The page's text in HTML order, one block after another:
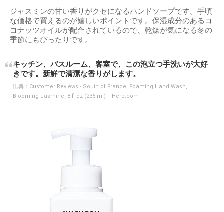
ジャスミンの甘い香りがクセになるハンドソープです。手頃
な価格で買えるのが嬉しいポイントです。保湿成分のあるコ
コナッツオイルが配合されているので、乾燥が気になる冬の
季節にもぴったりです。
キッチン、バスルーム、客室で、この泡立つ手洗いが大好
きです。新鮮で清潔な香りがします。
出典： Customer Reviews - South of France, Foaming Hand Wash,
Blooming Jasmine, 8 fl oz (236 ml) - iHerb.com